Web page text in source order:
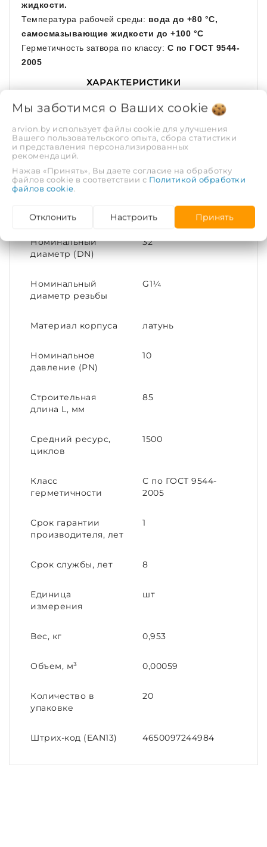
жидкости.
Температура рабочей среды: вода до +80 °С,
самосмазывающие жидкости до +100 °С
Герметичность затвора по классу: С по ГОСТ 9544-
2005
ХАРАКТЕРИСТИКИ
Диаметр условный
(DN)
32
Максимальная
рабочей среды, С°
Номинальный
диаметр (DN)
32
Номинальный
диаметр резьбы
G1¼
Материал корпуса латунь
Номинальное
давление (PN)
10
Строительная
длина L, мм
85
Средний ресурс,
циклов
1500
Класс
герметичности
С по ГОСТ 9544-
2005
Срок гарантии
производителя, лет
1
Срок службы, лет 8
Единица
измерения
шт
Вес, кг 0,953
Объем, м³ 0,00059
Количество в
упаковке
20
Штрих-код (EAN13) 4650097244984
Мы заботимся о Ваших cookie
arvion.by использует файлы cookie для улучшения
Вашего пользовательского опыта, сбора статистики
и представления персонализированных
рекомендаций.
Нажав «Принять», Вы даете согласие на обработку
файлов cookie в соответствии с Политикой обработки
файлов cookie
Отклонить Настроить Принять